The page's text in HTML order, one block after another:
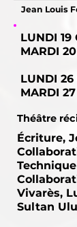
Jean Louis
LUNDI 19
MARDI
LUNDI 26
MARDI
Théâtre
Écriture,
Vivarès,
Sultan